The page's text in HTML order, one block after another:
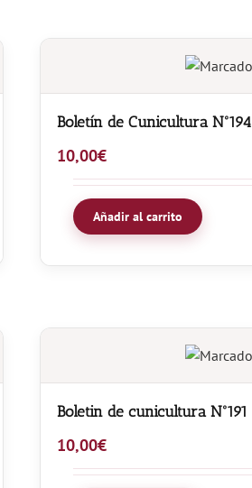
Boletín de Cunicultura Nº194
10,00€
Añadir al carrito
Boletin de cunicultura Nº191
10,00€